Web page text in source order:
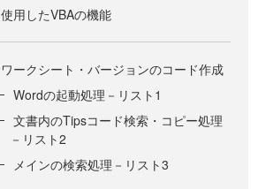
使用したVBAの機能
ワークシート・バージョンのコード作成
Wordの起動処理－リスト1
文書内のTipsコード検索・コピー処理
－リスト2
メインの検索処理－リスト3